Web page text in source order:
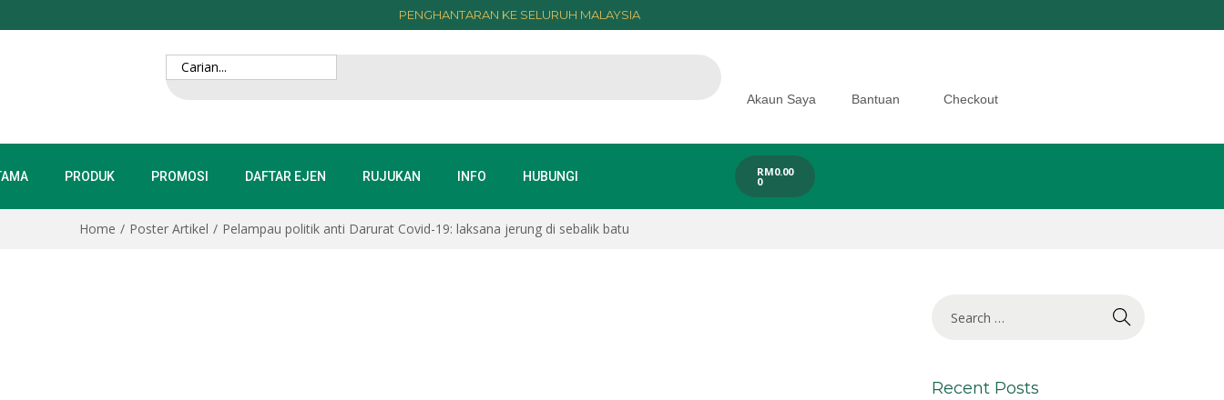
PENGHANTARAN KE SELURUH MALAYSIA
Akaun Saya Bantuan Checkout
PRODUK PROMOSI DAFTAR EJEN RUJUKAN INFO HUBUNGI RM0.00
0
Home / Poster Artikel / Pelampau politik anti Darurat Covid-19: laksana jerung di sebalik batu
Recent Posts